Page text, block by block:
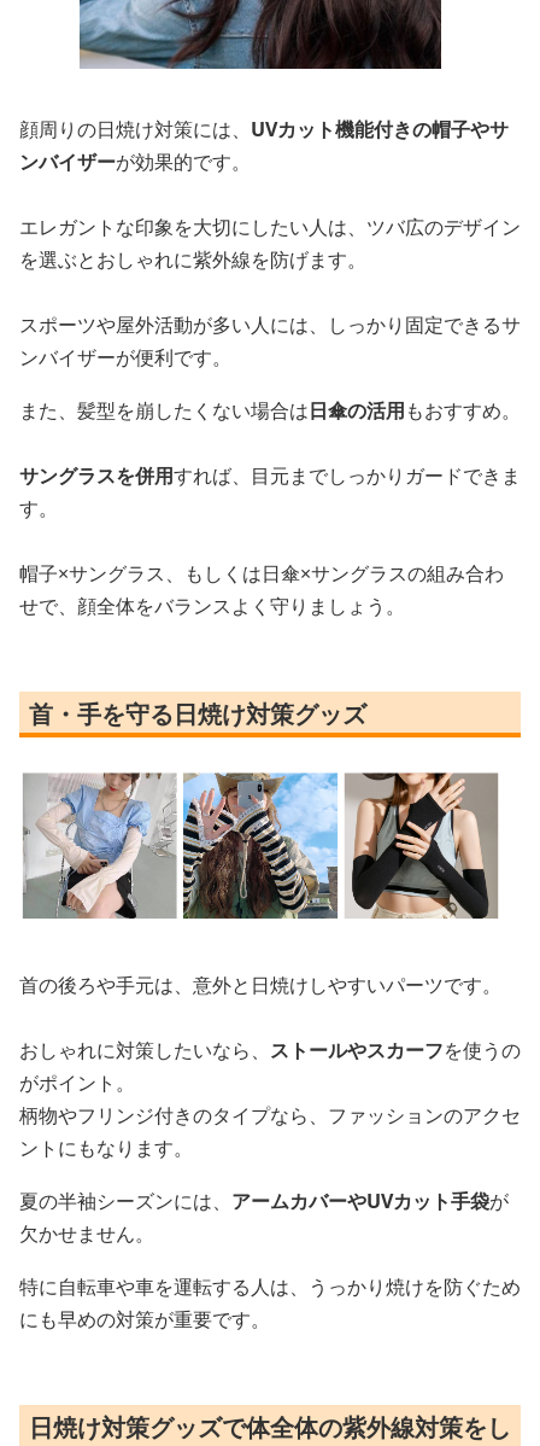
顔周りの日焼け対策には、 UVカット機能付きの帽子やサ
ンバイザーが効果的です。
エレガントな印象を大切にしたい人は、ツバ広のデザイン
を選ぶとおしゃれに紫外線を防げます。
スポーツや屋外活動が多い人には、しっかり固定できるサ
ンバイザーが便利です。
また、髪型を崩したくない場合は日傘の活用もおすすめ。
サングラスを併用すれば、目元までしっかりガードできま
す。
帽子×サングラス、もしくは日傘×サングラスの組み合わ
せで、顔全体をバランスよく守りましょう。
首・手を守る日焼け対策グッズ
首の後ろや手元は、意外と日焼けしやすいパーツです。
おしゃれに対策したいなら、 ストールやスカーフを使うの
がポイント。
柄物やフリンジ付きのタイプなら、ファッションのアクセ
ントにもなります。
夏の半袖シーズンには、 アームカバーやUVカット手袋が
欠かせません。
特に自転車や車を運転する人は、うっかり焼けを防ぐため
にも早めの対策が重要です。
日焼け対策グッズで体全体の紫外線対策をし